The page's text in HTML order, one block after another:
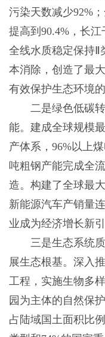
污染天数减少92%
提高到90.4%，长
全线水质稳定保持Ⅱ
本消除，创造了最
有效保护生态环境的
二是绿色低碳转
能。建成全球规模
产体系，96%以上
吨粗钢产能完成全
造。构建了全球最
新能源汽车产销量
业成为经济增长新
三是生态系统质
展生态根基。深入
工程，实施生物多
园为主体的自然保
占陆域国土面积比